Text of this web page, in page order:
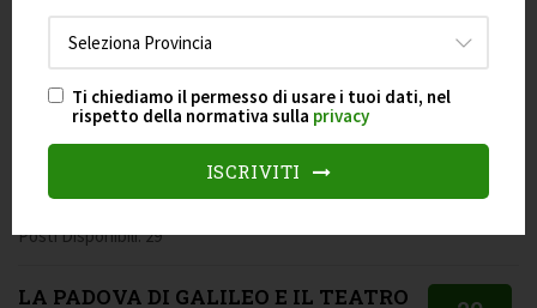
LA PADOVA DI GALILEO E IL TEATRO
ANATOMICO
Data 18-10-2026 ore 14:45
Posti Disponibili: 29
18
LA PADOVA DI GALILEO E IL TEATRO
Posti Disponibili: 29
nov
LA PADOVA DI GALILEO E IL TEATRO
Ti chiediamo il permesso di usare i tuoi dati, nel
rispetto della normativa sulla privacy
ISCRIVITI